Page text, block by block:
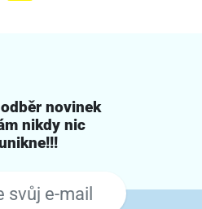
novinek
nikdy nic